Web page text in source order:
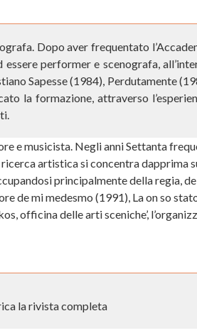
Dopo aver frequentato
performer e scenografa,
Sapesse (1984), Perdutamente
la formazione, attraverso
e musicista. Negli anni Settanta
artistica si concentra dapprima
principalmente della regia,
de mi medesmo (1991), La on so
officina delle arti sceniche’,
la rivista completa